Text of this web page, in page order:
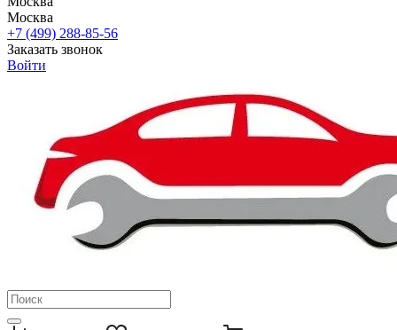
Москва
+7 (499) 288-85-56
Заказать звонок
Войти